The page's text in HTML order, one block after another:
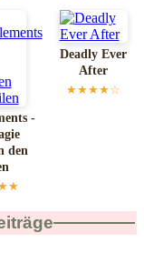
-
den
Deadly Ever
After
★★★★☆